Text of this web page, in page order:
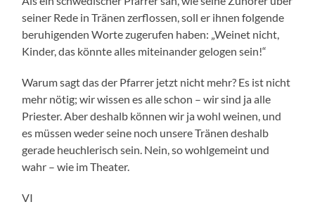
seiner Rede in Tränen zerflossen, soll er ihnen folgende
beruhigenden Worte zugerufen haben: „Weinet nicht,
Kinder, das könnte alles miteinander gelogen sein!“
Warum sagt das der Pfarrer jetzt nicht mehr? Es ist nicht
mehr nötig; wir wissen es alle schon – wir sind ja alle
Priester. Aber deshalb können wir ja wohl weinen, und
es müssen weder seine noch unsere Tränen deshalb
gerade heuchlerisch sein. Nein, so wohlgemeint und
wahr – wie im Theater.
VI